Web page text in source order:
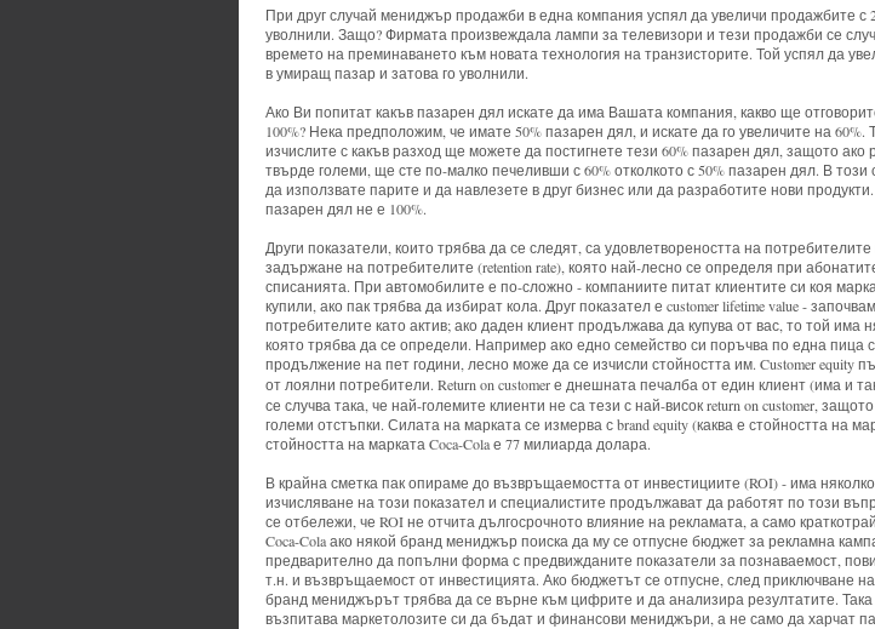
При друг случай мениджър продажби в една компания успял да увеличи продажбите с
уволнили. Защо? Фирмата произвеждала лампи за телевизори и тези продажби се
времето на преминаването към новата технология на транзисторите. Той успял да
в умиращ пазар и затова го уволнили.
Ако Ви попитат какъв пазарен дял искате да има Вашата компания, какво ще
100%? Нека предположим, че имате 50% пазарен дял, и искате да го увеличите на 60%.
изчислите с какъв разход ще можете да постигнете тези 60% пазарен дял, защото ако
твърде големи, ще сте по-малко печеливши с 60% отколкото с 50% пазарен дял. В този
да използвате парите и да навлезете в друг бизнес или да разработите нови
пазарен дял не е 100%.
Други показатели, които трябва да се следят, са удовлетвореността на
задържане на потребителите (retention rate), която най-лесно се определя при
списанията. При автомобилите е по-сложно - компаниите питат клиентите си коя
купили, ако пак трябва да избират кола. Друг показател е customer lifetime value -
потребителите като актив; ако даден клиент продължава да купува от вас, то той има
която трябва да се определи. Например ако едно семейство си поръчва по една пица
продължение на пет години, лесно може да се изчисли стойността им. Customer equity
от лоялни потребители. Return on customer е днешната печалба от един клиент (има и
се случва така, че най-големите клиенти не са тези с най-висок return on customer,
големи отстъпки. Силата на марката се измерва с brand equity (каква е стойността на
стойността на марката Coca-Cola е 77 милиарда долара.
В крайна сметка пак опираме до възвръщаемостта от инвестициите (ROI) - има
изчисляване на този показател и специалистите продължават да работят по този
се отбележи, че ROI не отчита дългосрочното влияние на рекламата, а само
Coca-Cola ако някой бранд мениджър поиска да му се отпусне бюджет за рекламна
предварително да попълни форма с предвижданите показатели за познаваемост,
т.н. и възвръщаемост от инвестицията. Ако бюджетът се отпусне, след приключване
бранд мениджърът трябва да се върне към цифрите и да анализира резултатите.
възпитава маркетолозите си да бъдат и финансови мениджъри, а не само да харчат